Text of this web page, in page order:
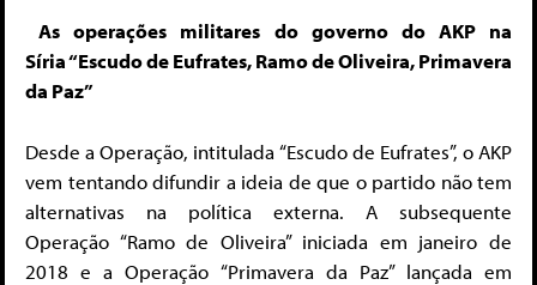
As operações militares do governo do AKP na
Síria“Escudo de Eufrates, Ramo de Oliveira, Primavera
da Paz”
Desde a Operação, intitulada “Escudo de Eufrates”, o AKP
vem tentando difundir a ideia de que o partido não tem
alternativas na política externa. A subsequente
Operação “Ramo de Oliveira” iniciada em janeiro de
2018 e a Operação “Primavera da Paz” lançada em